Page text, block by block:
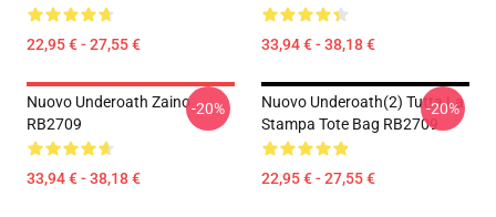
22,95 € - 27,55 € 33,94 € - 38,18 €
Nuovo Underoath Zaino
RB2709
33,94 € - 38,18 €
-20%
Nuovo Underoath(2) Tutta La
Stampa Tote Bag RB2709
22,95 € - 27,55 €
-20%